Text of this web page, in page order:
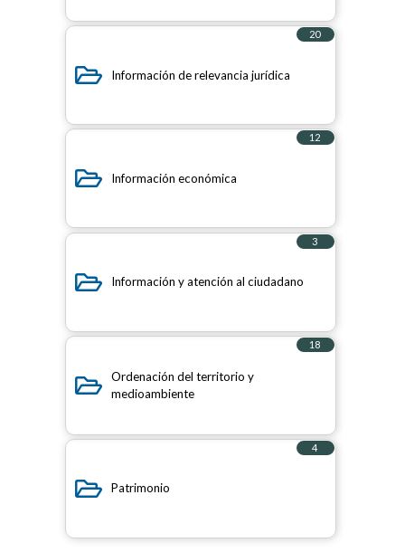
20
Información de relevancia jurídica
12
Información económica
3
Información y atención al ciudadano
18
Ordenación del territorio y
medioambiente
4
Patrimonio